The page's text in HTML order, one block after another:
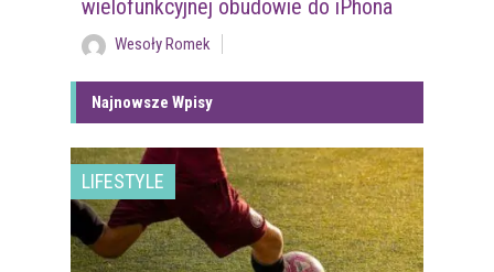
wielofunkcyjnej obudowie do iPhona
Wesoły Romek
Najnowsze Wpisy
LIFESTYLE